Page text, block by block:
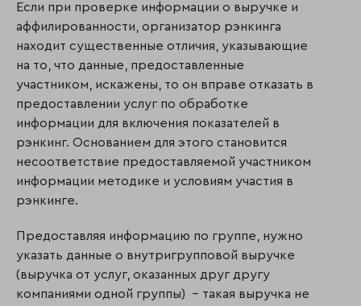
Если при проверке информации о выручке и
аффилированности, организатор рэнкинга
находит существенные отличия, указывающие
на то, что данные, предоставленные
участником, искажены, то он вправе отказать в
предоставлении услуг по обработке
информации для включения показателей в
рэнкинг. Основанием для этого становится
несоответствие предоставляемой участником
информации методике и условиям участия в
рэнкинге.
Предоставляя информацию по группе, нужно
указать данные о внутригрупповой выручке
(выручка от услуг, оказанных друг другу
компаниями одной группы) – такая выручка не